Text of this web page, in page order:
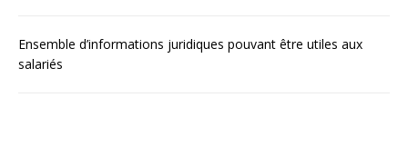
Ensemble d’informations juridiques pouvant être utiles aux
salariés